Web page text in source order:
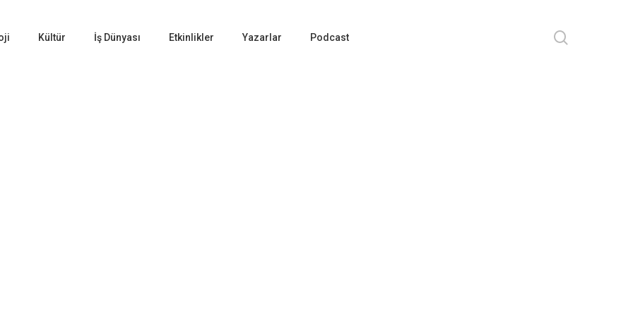
Kültür İş Dünyası Etkinlikler Yazarlar Podcast